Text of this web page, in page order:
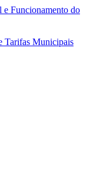
e Funcionamento do
Tarifas Municipais